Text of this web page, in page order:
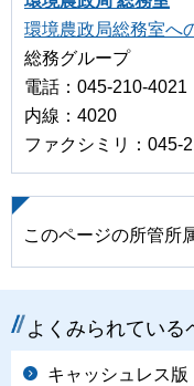
環境農政局総務室へ
総務グループ
電話：045-210-4021
内線：4020
ファクシミリ：045-
このページの所管所
よくみられている
キャッシュレス